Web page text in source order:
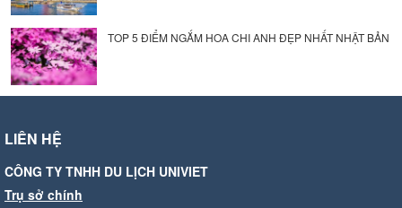
TOP 5 ĐIỂM NGẮM HOA CHI ANH ĐẸP NHẤT NHẬT BẢN
LIÊN HỆ
CÔNG TY TNHH DU LỊCH UNIVIET
Trụ sở chính